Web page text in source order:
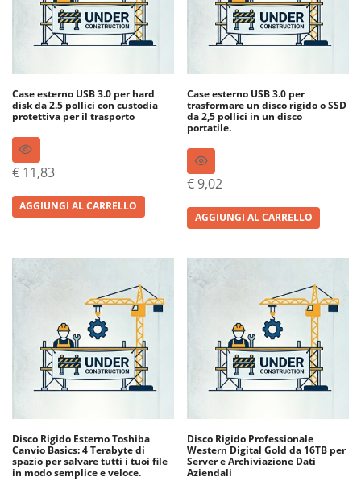
Case esterno USB 3.0 per hard
disk da 2.5 pollici con custodia
protettiva per il trasporto
€ 11,83
AGGIUNGI AL CARRELLO
Case esterno USB 3.0 per
trasformare un disco rigido o SSD
da 2,5 pollici in un disco
portatile.
€ 9,02
AGGIUNGI AL CARRELLO
Disco Rigido Esterno Toshiba
Canvio Basics: 4 Terabyte di
spazio per salvare tutti i tuoi file
in modo semplice e veloce.
Disco Rigido Professionale
Western Digital Gold da 16TB per
Server e Archiviazione Dati
Aziendali